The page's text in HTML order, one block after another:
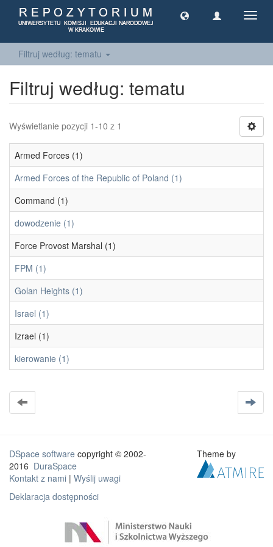
Filtruj według: tematu
Filtruj według: tematu
Wyświetlanie pozycji 1-10 z 1
Armed Forces (1)
Armed Forces of the Republic of Poland (1)
Command (1)
dowodzenie (1)
Force Provost Marshal (1)
FPM (1)
Golan Heights (1)
Israel (1)
Izrael (1)
kierowanie (1)
DSpace software copyright © 2002-
2016 DuraSpace
Kontakt z nami | Wyślij uwagi
Deklaracja dostępności
Theme by